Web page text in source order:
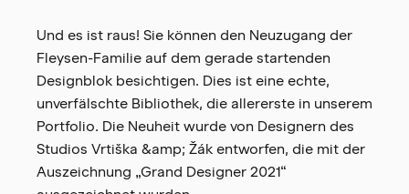
Und es ist raus! Sie können den Neuzugang der
Fleysen-Familie auf dem gerade startenden
Designblok besichtigen. Dies ist eine echte,
unverfälschte Bibliothek, die allererste in unserem
Portfolio. Die Neuheit wurde von Designern des
Studios Vrtiška &amp; Žák entworfen, die mit der
Auszeichnung „Grand Designer 2021“